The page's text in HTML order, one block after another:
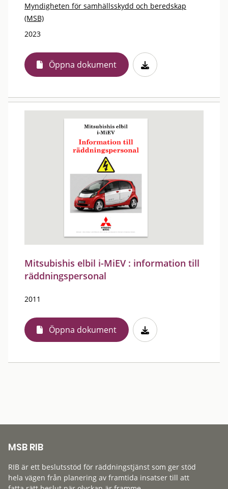
Myndigheten för samhällsskydd och beredskap
(MSB)
2023
Öppna dokument
Mitsubishis elbil i-MiEV : information till
räddningspersonal
2011
Öppna dokument
MSB RIB
RIB är ett beslutsstöd för räddningstjänst som ger stöd
hela vägen från planering av framtida insatser till att